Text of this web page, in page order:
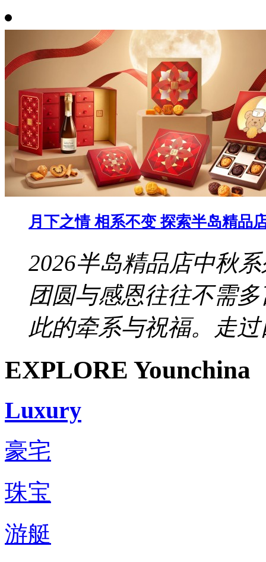
月下之情 相系不变 探索半岛精品
2026半岛精品店中秋
团圆与感恩往往不需
此的牵系与祝福。走
EXPLORE Younchina
Luxury
豪宅
珠宝
游艇